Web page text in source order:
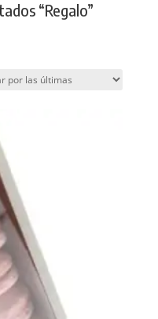
“Regalo”